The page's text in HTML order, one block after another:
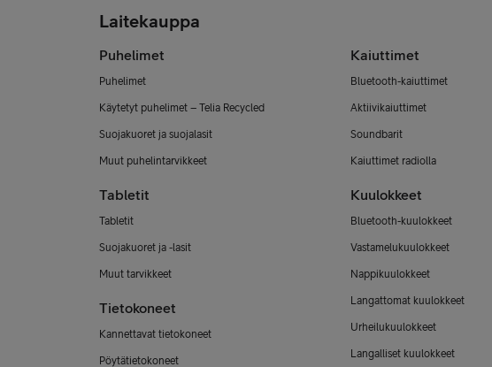
Laitekauppa
Puhelimet
Puhelimet
Käytetyt puhelimet – Telia Recycled
Suojakuoret ja suojalasit
Muut puhelintarvikkeet
Tabletit
Tabletit
Suojakuoret ja -lasit
Muut tarvikkeet
Tietokoneet
Kannettavat tietokoneet
Pöytätietokoneet
Kaiuttimet
Bluetooth-kaiuttimet
Aktiivikaiuttimet
Soundbarit
Kaiuttimet radiolla
Kuulokkeet
Bluetooth-kuulokkeet
Vastamelukuulokkeet
Nappikuulokkeet
Langattomat kuulokkeet
Urheilukuulokkeet
Langalliset kuulokkeet